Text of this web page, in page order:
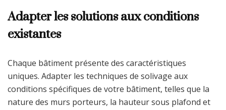
Adapter les solutions aux conditions
existantes
Chaque bâtiment présente des caractéristiques
uniques. Adapter les techniques de solivage aux
conditions spécifiques de votre bâtiment, telles que la
nature des murs porteurs, la hauteur sous plafond et